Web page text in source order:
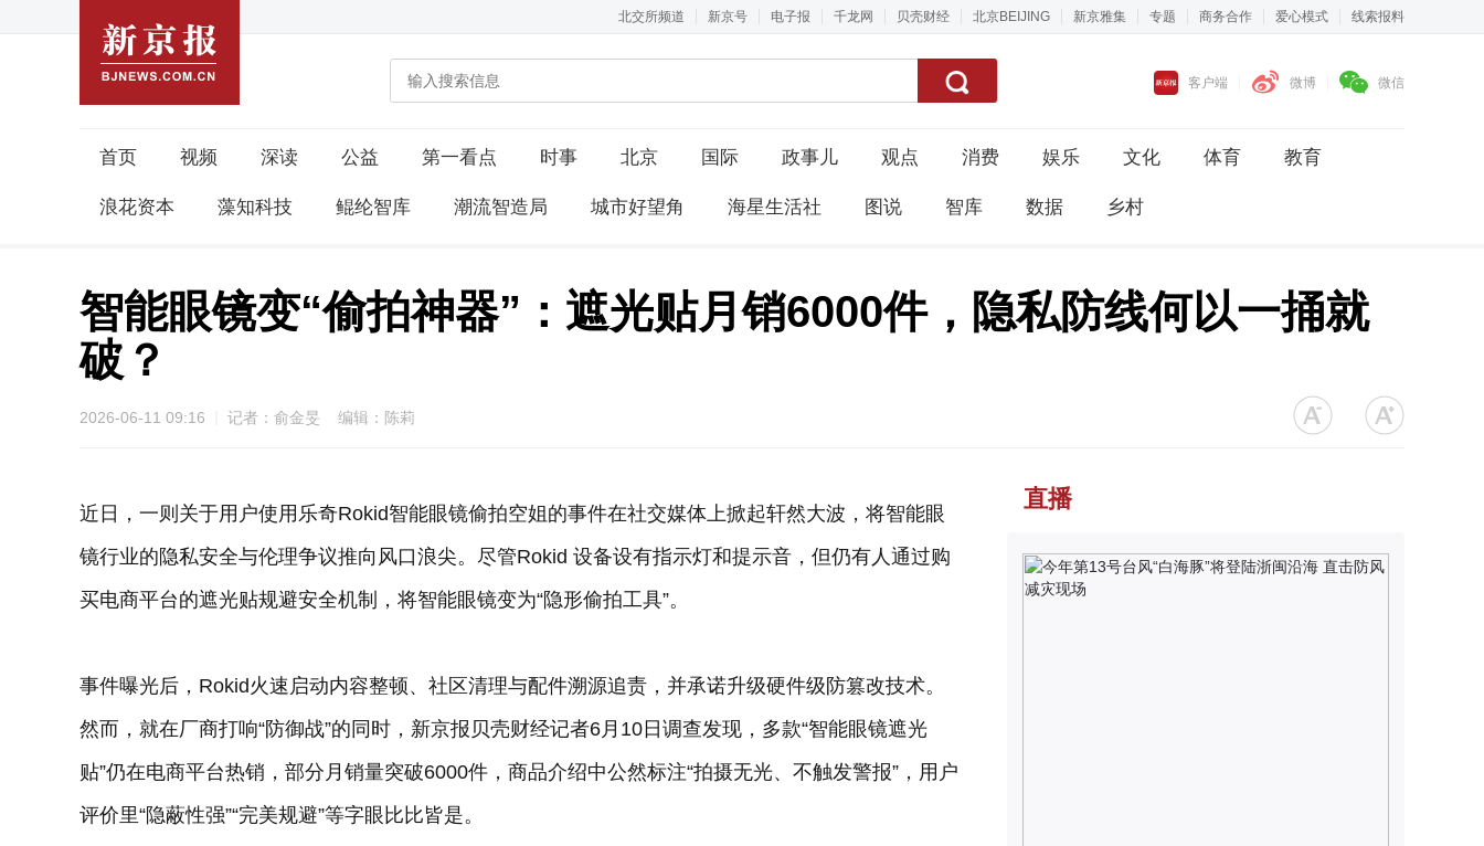
北交所频道 新京号 电子报 千龙网 贝壳财经 北京BEIJING 新京雅集 专题 商务合作 爱心模式 线索报料
客户端 微博 微信
首页 视频 深读 公益 第一看点 时事 北京 国际 政事儿 观点 消费 娱乐 文化 体育 教育
浪花资本 藻知科技 鲲纶智库 潮流智造局 城市好望角 海星生活社 图说 智库 数据 乡村
智能眼镜变“偷拍神器”：遮光贴月销6000件，隐私防线何以一捅就
破？
2026-06-11 09:16 记者：俞金旻 编辑：陈莉
近日，一则关于用户使用乐奇Rokid智能眼镜偷拍空姐的事件在社交媒体上掀起轩然大波，将智能眼
镜行业的隐私安全与伦理争议推向风口浪尖。尽管Rokid 设备设有指示灯和提示音，但仍有人通过购
买电商平台的遮光贴规避安全机制，将智能眼镜变为“隐形偷拍工具”。
事件曝光后，Rokid火速启动内容整顿、社区清理与配件溯源追责，并承诺升级硬件级防篡改技术。
然而，就在厂商打响“防御战”的同时，新京报贝壳财经记者6月10日调查发现，多款“智能眼镜遮光
贴”仍在电商平台热销，部分月销量突破6000件，商品介绍中公然标注“拍摄无光、不触发警报”，用户
评价里“隐蔽性强”“完美规避”等字眼比比皆是。
直播